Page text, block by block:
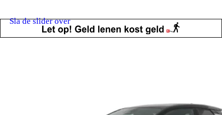
Sla de slider over